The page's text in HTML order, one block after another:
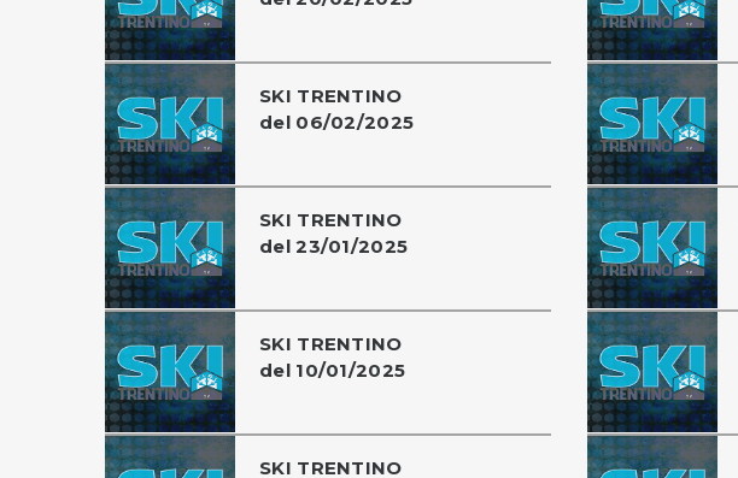
SKI TRENTINO
del 06/02/2025
SKI TRENTINO
del 23/01/2025
SKI TRENTINO
del 10/01/2025
SKI TRENTINO